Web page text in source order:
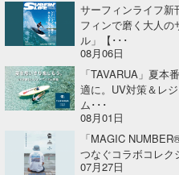
サーフィンライフ新
フィンで磨く大人の
ル」【･･･
08月06日
「TAVARUA」夏本
適に。UV対策＆レ
ム･･･
08月01日
「MAGIC
つなぐコラボコレク
07月27日